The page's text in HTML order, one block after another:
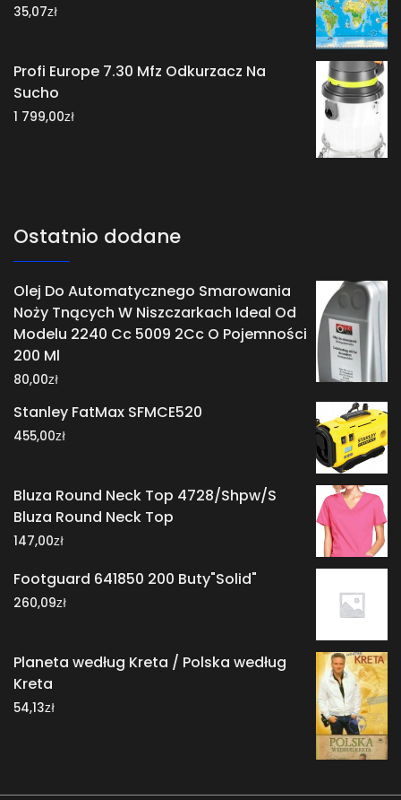
35,07zł
Profi Europe 7.30 Mfz Odkurzacz Na
Sucho
1 799,00zł
Ostatnio dodane
Olej Do Automatycznego Smarowania
Noży Tnących W Niszczarkach Ideal Od
Modelu 2240 Cc 5009 2Cc O Pojemności
200 Ml
80,00zł
Stanley FatMax SFMCE520
455,00zł
Bluza Round Neck Top 4728/Shpw/S
Bluza Round Neck Top
147,00zł
Footguard 641850 200 Buty"Solid"
260,09zł
Planeta według Kreta / Polska według
Kreta
54,13zł